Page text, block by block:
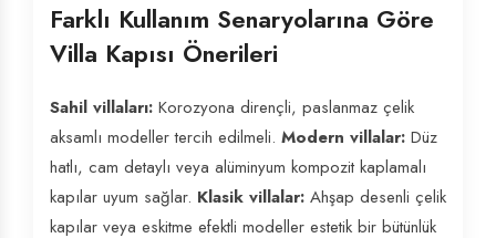
Farklı Kullanım Senaryolarına Göre
Villa Kapısı Önerileri
Sahil villaları: Korozyona dirençli, paslanmaz çelik
aksamlı modeller tercih edilmeli. Modern villalar: Düz
hatlı, cam detaylı veya alüminyum kompozit kaplamalı
kapılar uyum sağlar. Klasik villalar: Ahşap desenli çelik
kapılar veya eskitme efektli modeller estetik bir bütünlük